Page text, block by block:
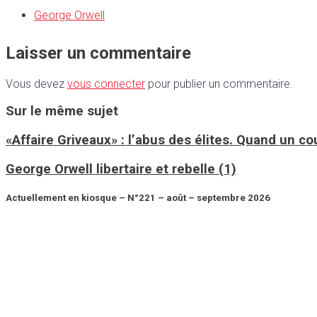
George Orwell
Laisser un commentaire
Vous devez vous connecter pour publier un commentaire.
Sur le même sujet
«Affaire Griveaux» : l’abus des élites. Quand un
George Orwell libertaire et rebelle (1)
Actuellement en kiosque – N°221 – août – septembre 2026